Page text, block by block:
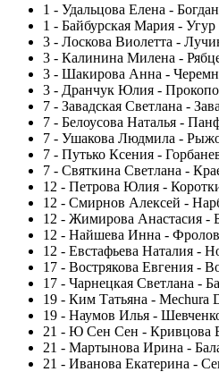
1 - Удальцова Елена -
1 - Байбурская Мария -
3 - Лоскова Виолетта -
3 - Калинина Милена -
3 - Шакирова Анна -
3 - Дранчук Юлия -
7 - Завадская Светлана -
7 - Белоусова Наталья -
7 - Ушакова Людмила -
7 - Путько Ксения -
7 - Святкина Светлана -
12 - Петрова Юлия -
12 - Смирнов Алексей -
12 - Жимирова Анастасия -
12 - Найшева Инна -
12 - Евстафьева Наталия -
17 - Вострякова Евгения -
17 - Чарнецкая Светлана -
19 - Ким Татьяна - Mechura
19 - Наумов Илья -
21 - Ю Сен Сен - Кривцова
21 - Мартынова Ирина -
21 - Иванова Екатерина -